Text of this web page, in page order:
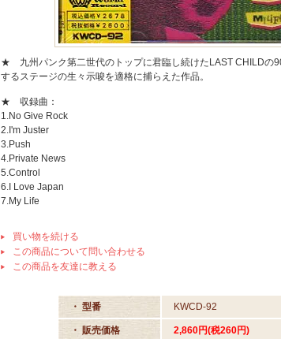
★ 九州パンク第二世代のトップに君臨し続けたLAST CHILDの
するステージの生々示唆を適格に捕らえた作品。
★ 収録曲：
1.No Give Rock
2.I'm Juster
3.Push
4.Private News
5.Control
6.I Love Japan
7.My Life
買い物を続ける
この商品について問い合わせる
この商品を友達に教える
・ 型番 KWCD-92
・ 販売価格 2,860円(税260円)